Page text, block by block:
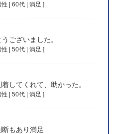
| 60代 | 満足 ]
ございました。
| 50代 | 満足 ]
してくれて、助かった。
| 50代 | 満足 ]
もあり満足